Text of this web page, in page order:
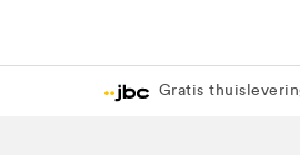
vanaf €50